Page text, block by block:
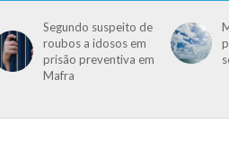
Segundo suspeito de
roubos a idosos em
prisão preventiva em
Mafra